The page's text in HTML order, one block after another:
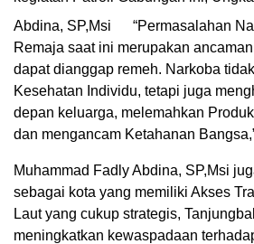
Abdina, SP,Msi
“Permasalahan
Remaja saat ini merupakan
dapat dianggap remeh. Narkoba
Kesehatan Individu, tetapi juga
depan keluarga, melemahkan
dan mengancam Ketahanan
Muhammad Fadly Abdina, SP,Msi
sebagai kota yang memiliki Akses
Laut yang cukup strategis,
meningkatkan kewaspadaan